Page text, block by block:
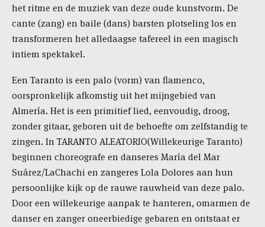
het ritme en de muziek van deze oude kunstvorm. De
cante (zang) en baile (dans) barsten plotseling los en
transformeren het alledaagse tafereel in een magisch
intiem spektakel.
Een Taranto is een palo (vorm) van flamenco,
oorspronkelijk afkomstig uit het mijngebied van
Almería. Het is een primitief lied, eenvoudig, droog,
zonder gitaar, geboren uit de behoefte om zelfstandig te
zingen. In TARANTO ALEATORIO(Willekeurige Taranto)
beginnen choreografe en danseres María del Mar
Suárez/LaChachi en zangeres Lola Dolores aan hun
persoonlijke kijk op de rauwe rauwheid van deze palo.
Door een willekeurige aanpak te hanteren, omarmen de
danser en zanger oneerbiedige gebaren en ontstaat er